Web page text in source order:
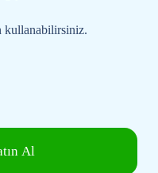
kullanabilirsiniz.
Al